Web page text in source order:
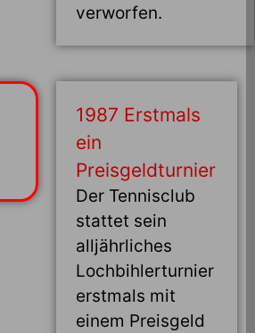
verworfen.
1987 Erstmals
ein
Preisgeldturnier
Der Tennisclub
stattet sein
alljährliches
Lochbihlerturnier
erstmals mit
einem Preisgeld